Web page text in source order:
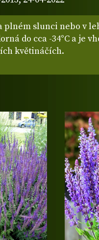
plném slunci nebo v
do cca -34°C a je
květináčích.